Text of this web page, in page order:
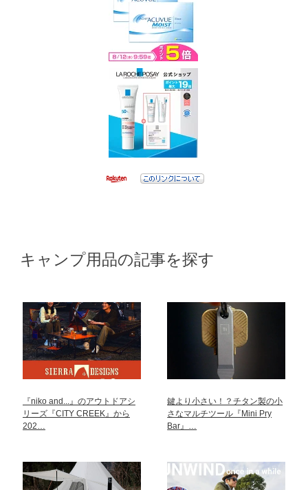
キャンプ用品の記事を探す
『niko and...』のアウトドアシ
リーズ『CITY CREEK』から
202…
鍵より小さい！？チタン製の小
さなマルチツール『Mini Pry
Bar』…